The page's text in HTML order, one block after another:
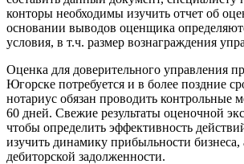
конторы необходимы изучить отчет об
основании выводов оценщика
условия, в т.ч. размер вознаграждения
Оценка для доверительного управления
Югорске потребуется и в более поздние
нотариус обязан проводить контрольные
60 дней. Свежие результаты оценочной
чтобы определить эффективность
изучить динамику прибыльности бизнеса,
дебиторской задолженности.
Буйнакск
Бутурлиновка
Валдай
Великие Луки
Великий Новгород
Великий Устюг
Вельск
Верещагино